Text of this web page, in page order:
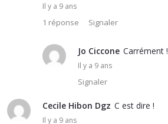
Il y a 9 ans
1 réponse Signaler
Jo Ciccone Carrément !
Il y a 9 ans
Signaler
Cecile Hibon Dgz C est dire !
Il y a 9 ans